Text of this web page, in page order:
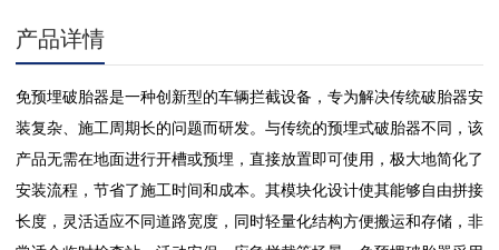
产品详情
免预埋破胎器是一种创新型的车辆拦截设备，专为解决传统破胎器安
装复杂、施工周期长的问题而研发。与传统的预埋式破胎器不同，该
产品无需在地面进行开槽或预埋，直接放置即可使用，极大地简化了
安装流程，节省了施工时间和成本。其模块化设计使其能够自由拼接
长度，灵活适应不同道路宽度，同时轻量化结构方便搬运和存储，非